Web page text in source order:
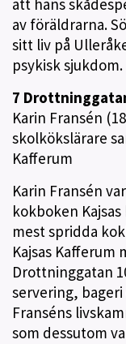
att hans
av föräldrarna.
sitt liv på
psykisk sjukdom.
7
Karin Fransén
skolkökslärare
Kafferum
Karin Fransén
kokboken
mest spridda
Kajsas Kafferum
Drottninggatan
servering,
Franséns
som dessutom